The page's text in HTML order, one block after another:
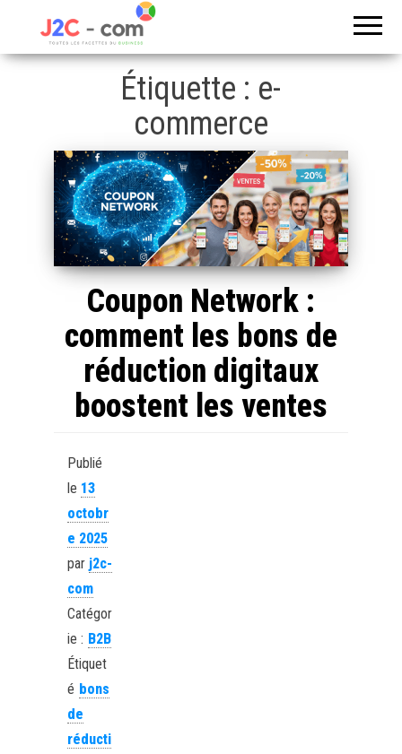
Étiquette : e-
commerce
Coupon Network :
comment les bons de
réduction digitaux
boostent les ventes
Publié
le 13
octobr
e 2025
par j2c-
com
Catégor
ie : B2B
Étiquet
é bons
de
réducti